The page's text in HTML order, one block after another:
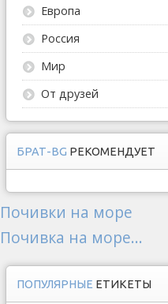
Европа
Россия
Мир
От друзей
БРАТ-BG РЕКОМЕНДУЕТ
Почивки на море
Почивка на море...
ПОПУЛЯРНЫЕ ЕТИКЕТЫ